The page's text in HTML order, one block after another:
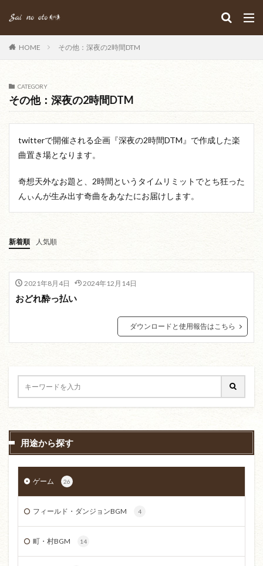
HOME その他：深夜の2時間DTM
CATEGORY
その他：深夜の2時間DTM
twitterで開催される企画『深夜の2時間DTM』で作成した楽
曲置き場となります。
奇想天外なお題と、2時間というタイムリミットでとち狂った
んぃんが生み出す奇曲をあなたにお届けします。
新着順 人気順
2021年8月4日 2024年12月14日
おどれ酔っ払い
ダウンロードと使用報告はこちら
用途から探す
ゲーム 26
フィールド・ダンジョンBGM 4
町・村BGM 14